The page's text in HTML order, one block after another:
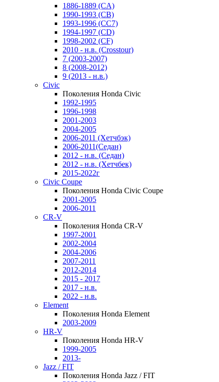
1886-1889 (CA)
1990-1993 (CB)
1993-1996 (CC7)
1994-1997 (CD)
1998-2002 (CF)
2010 - н.в. (Crosstour)
7 (2003-2007)
8 (2008-2012)
9 (2013 - н.в.)
Civic
Поколения Honda Civic
1992-1995
1996-1998
2001-2003
2004-2005
2006-2011 (Хетчбэк)
2006-2011(Седан)
2012 - н.в. (Седан)
2012 - н.в. (Хетчбек)
2015-2022г
Civic Coupe
Поколения Honda Civic Coupe
2001-2005
2006-2011
CR-V
Поколения Honda CR-V
1997-2001
2002-2004
2004-2006
2007-2011
2012-2014
2015 - 2017
2017 - н.в.
2022 - н.в.
Element
Поколения Honda Element
2003-2009
HR-V
Поколения Honda HR-V
1999-2005
2013-
Jazz / FIT
Поколения Honda Jazz / FIT